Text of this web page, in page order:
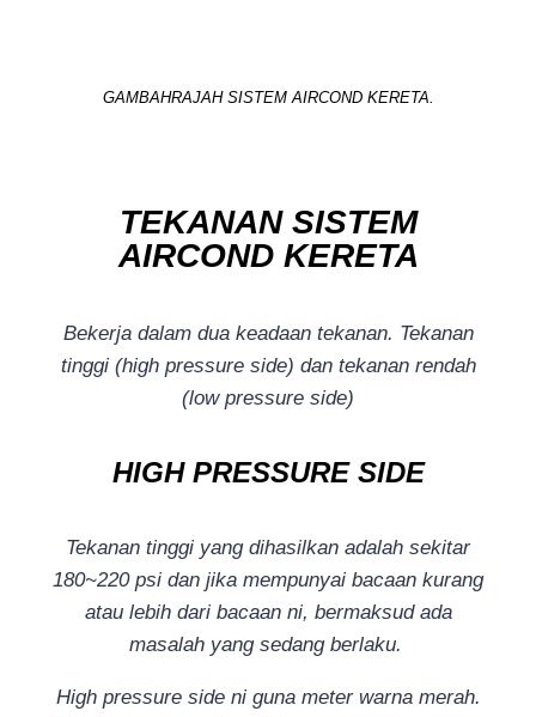
GAMBAHRAJAH SISTEM AIRCOND KERETA.
TEKANAN SISTEM
AIRCOND KERETA
Bekerja dalam dua keadaan tekanan. Tekanan
tinggi (high pressure side) dan tekanan rendah
(low pressure side)
HIGH PRESSURE SIDE
Tekanan tinggi yang dihasilkan adalah sekitar
180~220 psi dan jika mempunyai bacaan kurang
atau lebih dari bacaan ni, bermaksud ada
masalah yang sedang berlaku.
High pressure side ni guna meter warna merah.